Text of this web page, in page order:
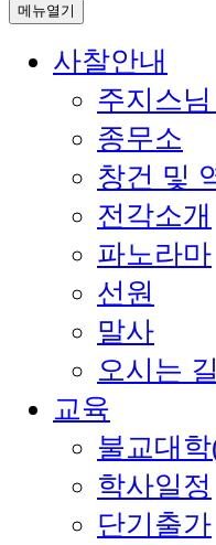
메뉴열기
사찰안내
주지스
종무소
창건 및
전각소개
파노라마
선원
말사
오시는 길
교육
불교대
학사일정
단기출가